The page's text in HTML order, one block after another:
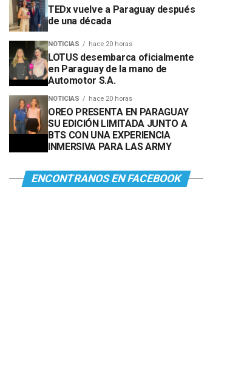
TEDx vuelve a Paraguay después
de una década
NOTICIAS hace 20 horas
LOTUS desembarca oficialmente
en Paraguay de la mano de
Automotor S.A.
NOTICIAS hace 20 horas
OREO PRESENTA EN PARAGUAY
SU EDICIÓN LIMITADA JUNTO A
BTS CON UNA EXPERIENCIA
INMERSIVA PARA LAS ARMY
ENCONTRANOS EN FACEBOOK